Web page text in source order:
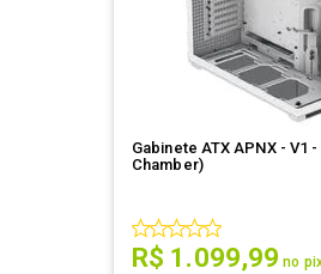
Gabinete ATX APNX - V1
Chamber)
R$ 1 .099,99 no